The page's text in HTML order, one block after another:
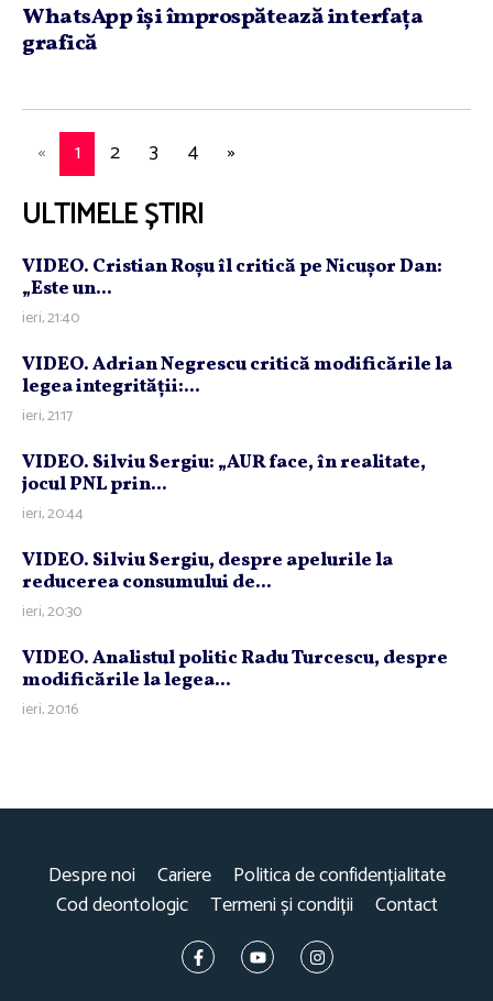
WhatsApp îşi împrospătează interfaţa
grafică
« 1 2 3 4 »
ULTIMELE ȘTIRI
VIDEO. Cristian Roşu îl critică pe Nicuşor Dan:
„Este un...
ieri, 21:40
VIDEO. Adrian Negrescu critică modificările la
legea integrităţii:...
ieri, 21:17
VIDEO. Silviu Sergiu: „AUR face, în realitate,
jocul PNL prin...
ieri, 20:44
VIDEO. Silviu Sergiu, despre apelurile la
reducerea consumului de...
ieri, 20:30
VIDEO. Analistul politic Radu Turcescu, despre
modificările la legea...
ieri, 20:16
Despre noi Cariere
Politica de confidențialitate
Cod deontologic
Termeni și condiții Contact